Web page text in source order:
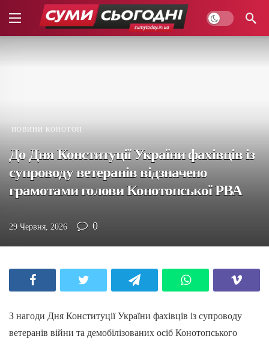
НОВИНИ КОНОТОП
До Дня Конституції України фахівців із
супроводу ветеранів відзначено
грамотами голови Конотопської РВА
29 Червня, 2026 0
З нагоди Дня Конституції України фахівців із супроводу
ветеранів війни та демобілізованих осіб Конотопського